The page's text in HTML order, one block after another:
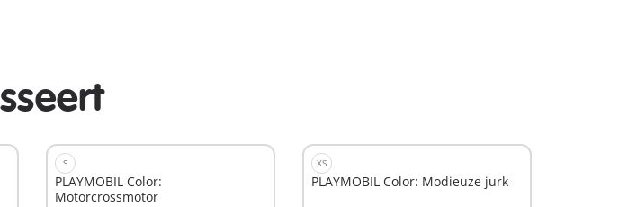
S
PLAYMOBIL Color:
Motorcrossmotor
XS
PLAYMOBIL Color: Modieuze jurk